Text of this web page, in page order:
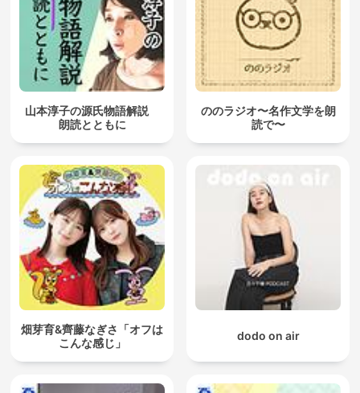
山本淳子の源氏物語解説
朗読とともに
ののラジオ〜名作文学を朗
読で〜
畑芽育&齊藤なぎさ「オフは
こんな感じ」
dodo on air